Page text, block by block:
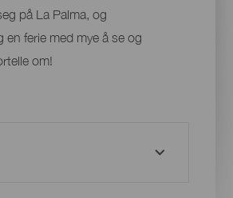
på La Palma, og
en ferie med mye å se og
om!